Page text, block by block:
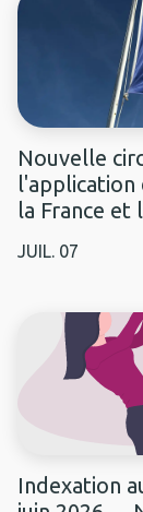
Nouvelle
l'application
la France et
JUIL. 07
Indexation